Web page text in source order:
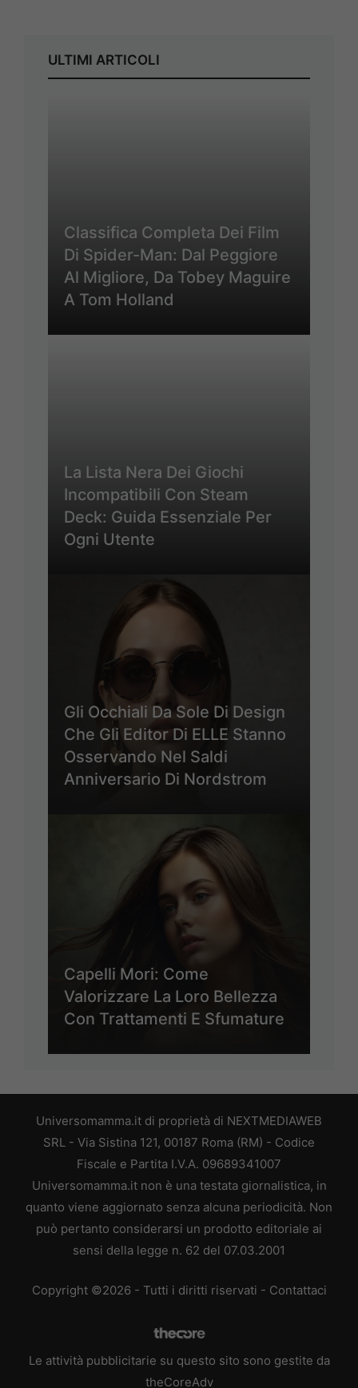
ULTIMI ARTICOLI
Classifica Completa Dei Film
Di Spider-Man: Dal Peggiore
Al Migliore, Da Tobey Maguire
A Tom Holland
La Lista Nera Dei Giochi
Incompatibili Con Steam
Deck: Guida Essenziale Per
Ogni Utente
Gli Occhiali Da Sole Di Design
Che Gli Editor Di ELLE Stanno
Osservando Nel Saldi
Anniversario Di Nordstrom
Capelli Mori: Come
Valorizzare La Loro Bellezza
Con Trattamenti E Sfumature
Universomamma.it di proprietà di NEXTMEDIAWEB
SRL - Via Sistina 121, 00187 Roma (RM) - Codice
Fiscale e Partita I.V.A. 09689341007
Universomamma.it non è una testata giornalistica, in
quanto viene aggiornato senza alcuna periodicità. Non
può pertanto considerarsi un prodotto editoriale ai
sensi della legge n. 62 del 07.03.2001
Copyright ©2026 - Tutti i diritti riservati - Contattaci
Le attività pubblicitarie su questo sito sono gestite da
theCoreAdv